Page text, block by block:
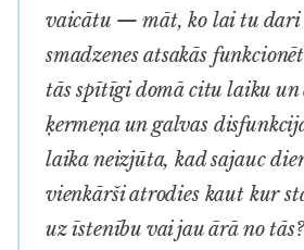
vaicātu — māt, ko lai tu dari
smadzenes atsakās
tās spītīgi domā citu laiku
ķermeņa un galvas
laika neizjūta, kad sajauc
vienkārši atrodies kaut kur
uz īstenību vai jau ārā no